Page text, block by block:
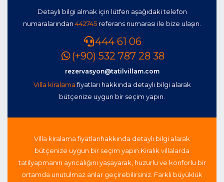
Detaylı bilgi almak için lütfen aşağıdaki telefon
numaralarından 442745 referans numarası ile bize ulaşın.
444 61 06
(+90) 532 787 28 38
rezervasyon@tatilvillam.com
Villa kiralamafiyatları hakkında detaylı bilgi alarak
bütçenize uygun bir seçim yapın.
Villa kiralama fiyatlarıhakkında detaylı bilgi alarak
bütçenize uygun bir seçim yapın.Kiralık villalarda
tatilyapmanın ayrıcalığını yaşayarak, huzurlu ve konforlu bir
ortamda unutulmaz anlar geçirebilirsiniz. Farklı büyüklük